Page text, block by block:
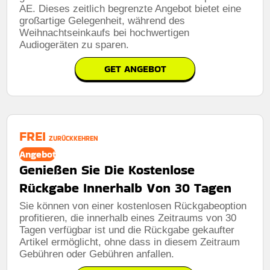
AE. Dieses zeitlich begrenzte Angebot bietet eine
großartige Gelegenheit, während des
Weihnachtseinkaufs bei hochwertigen
Audiogeräten zu sparen.
GET ANGEBOT
FREI ZURÜCKKEHREN
Angebot
Genießen Sie Die Kostenlose
Rückgabe Innerhalb Von 30 Tagen
Sie können von einer kostenlosen Rückgabeoption
profitieren, die innerhalb eines Zeitraums von 30
Tagen verfügbar ist und die Rückgabe gekaufter
Artikel ermöglicht, ohne dass in diesem Zeitraum
Gebühren oder Gebühren anfallen.